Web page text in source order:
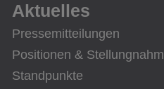
Aktuelles
Pressemitteilungen
Positionen &
Standpunkte